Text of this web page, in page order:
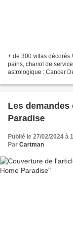
+ de 300 villas décorés
pains, chariot de
astrologique : Cancer
Les demandes
Paradise
Publié le 27/02/2024 à
Par Cartman